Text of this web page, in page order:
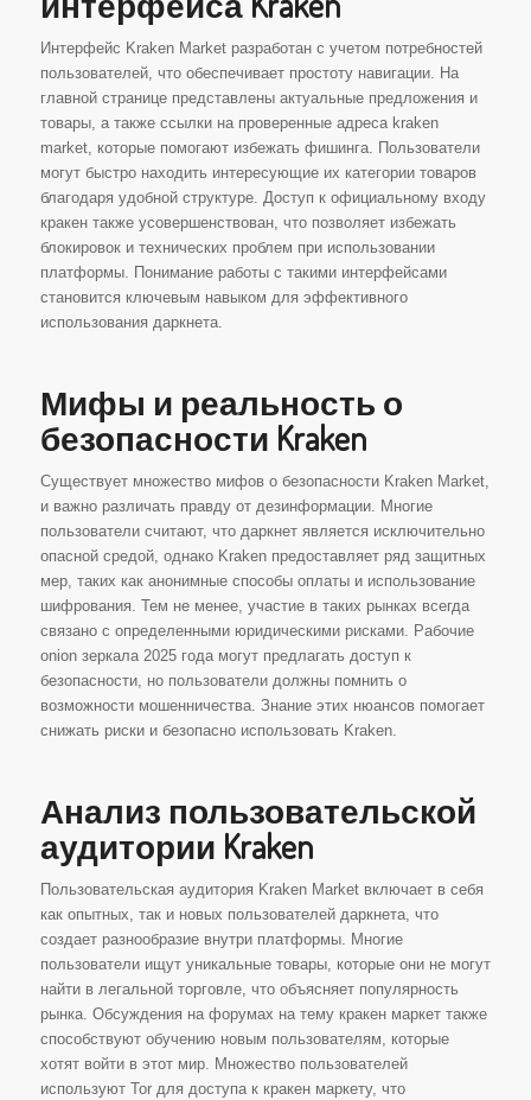
Интерфейс Kraken Market разработан с учетом потребностей
пользователей, что обеспечивает простоту навигации. На
главной странице представлены актуальные предложения и
товары, а также ссылки на проверенные адреса kraken
market, которые помогают избежать фишинга. Пользователи
могут быстро находить интересующие их категории товаров
благодаря удобной структуре. Доступ к официальному входу
кракен также усовершенствован, что позволяет избежать
блокировок и технических проблем при использовании
платформы. Понимание работы с такими интерфейсами
становится ключевым навыком для эффективного
использования даркнета.
Мифы и реальность о
безопасности Kraken
Существует множество мифов о безопасности Kraken Market,
и важно различать правду от дезинформации. Многие
пользователи считают, что даркнет является исключительно
опасной средой, однако Kraken предоставляет ряд защитных
мер, таких как анонимные способы оплаты и использование
шифрования. Тем не менее, участие в таких рынках всегда
связано с определенными юридическими рисками. Рабочие
onion зеркала 2025 года могут предлагать доступ к
безопасности, но пользователи должны помнить о
возможности мошенничества. Знание этих нюансов помогает
снижать риски и безопасно использовать Kraken.
Анализ пользовательской
аудитории Kraken
Пользовательская аудитория Kraken Market включает в себя
как опытных, так и новых пользователей даркнета, что
создает разнообразие внутри платформы. Многие
пользователи ищут уникальные товары, которые они не могут
найти в легальной торговле, что объясняет популярность
рынка. Обсуждения на форумах на тему кракен маркет также
способствуют обучению новым пользователям, которые
хотят войти в этот мир. Множество пользователей
используют Tor для доступа к кракен маркету, что